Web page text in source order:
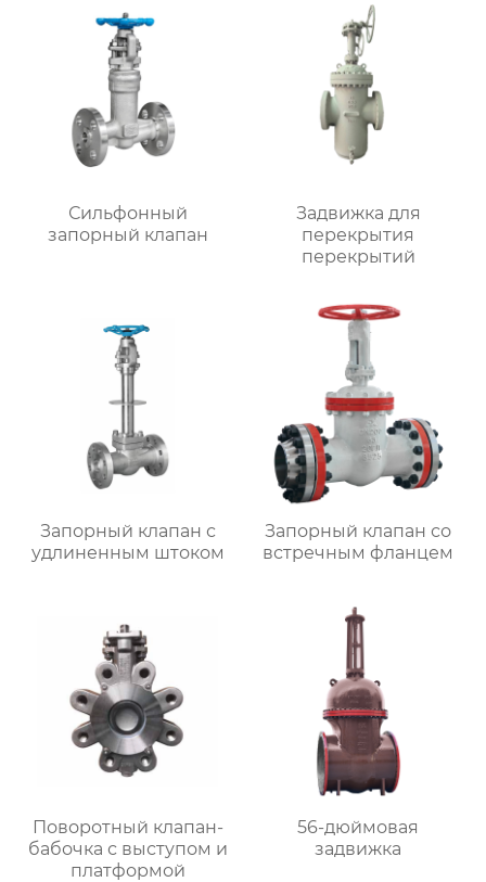
Сильфонный
запорный клапан
Задвижка для
перекрытия
перекрытий
Запорный клапан с
удлиненным штоком
Запорный клапан со
встречным фланцем
Поворотный клапан-
бабочка с выступом и
платформой
56-дюймовая
задвижка